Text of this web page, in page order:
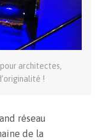
architectes,
!
réseau
de la